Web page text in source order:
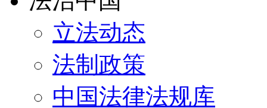
立法动态
法制政策
中国法律法规库